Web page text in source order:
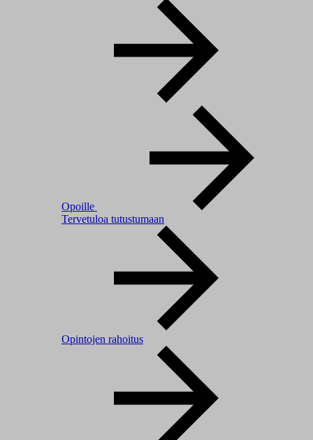
Opoille
Tervetuloa tutustumaan
Opintojen rahoitus